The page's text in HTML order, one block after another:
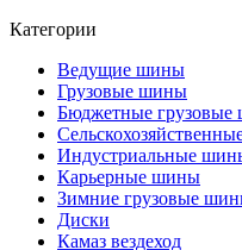
Категории
Ведущие шины
Грузовые шины
Бюджетные
Индустриальные
Карьерные шины
Зимние грузовые
Диски
Камаз вездеход